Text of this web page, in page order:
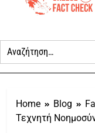
Home Blog
Τεχνητή